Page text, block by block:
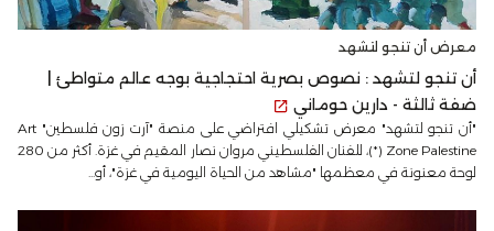
معرض أن تنجو لتشهد
أن تنجو لتشهد : نصوص بصرية احتجاجية بوجه عالم متواطئ |
ضفة ثالثة - دارين حوماني
"أن تنجو لتشهد" معرض تشكيلي افتراضي على منصة "آرت زون فلسطين" Art
Zone Palestine (*)، للفنان الفلسطيني مروان نصار المقيم في غزة. أكثر من 280
لوحة معنونة في معظمها "مشاهد من الحياة اليومية في غزة"، أو...